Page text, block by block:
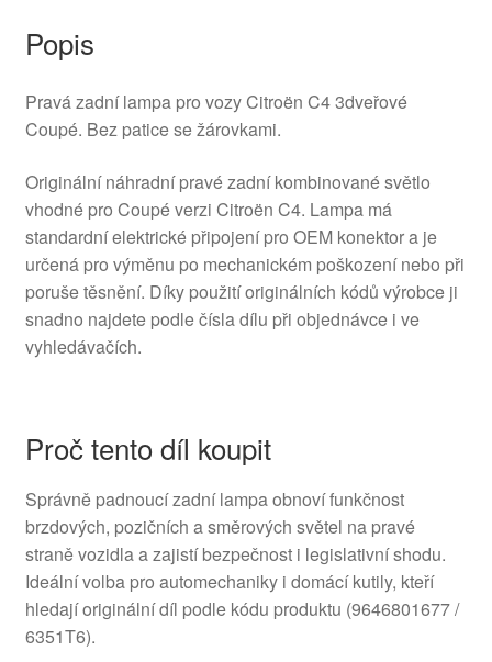
Popis
Pravá zadní lampa pro vozy Citroën C4 3dveřové
Coupé. Bez patice se žárovkami.
Originální náhradní pravé zadní kombinované světlo
vhodné pro Coupé verzi Citroën C4. Lampa má
standardní elektrické připojení pro OEM konektor a je
určená pro výměnu po mechanickém poškození nebo při
poruše těsnění. Díky použití originálních kódů výrobce ji
snadno najdete podle čísla dílu při objednávce i ve
vyhledávačích.
Proč tento díl koupit
Správně padnoucí zadní lampa obnoví funkčnost
brzdových, pozičních a směrových světel na pravé
straně vozidla a zajistí bezpečnost i legislativní shodu.
Ideální volba pro automechaniky i domácí kutily, kteří
hledají originální díl podle kódu produktu (9646801677 /
6351T6).